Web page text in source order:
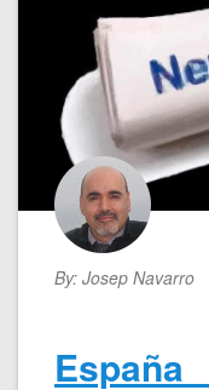
By: Josep Navarro